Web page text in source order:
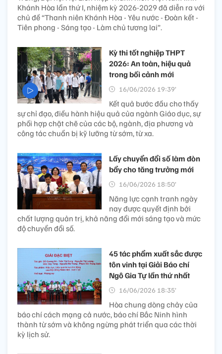
Khánh Hòa lần thứ I, nhiệm kỳ 2026-2029 đã diễn ra với
chủ đề “Thanh niên Khánh Hòa - Yêu nước - Đoàn kết -
Tiên phong - Sáng tạo - Làm chủ tương lai”.
Kỳ thi tốt nghiệp THPT
2026: An toàn, hiệu quả
trong bối cảnh mới
16/06/2026 19:39’
Kết quả bước đầu cho thấy
sự chỉ đạo, điều hành hiệu quả của ngành Giáo dục, sự
phối hợp chặt chẽ của các bộ, ngành, địa phương và
công tác chuẩn bị kỹ lưỡng từ sớm, từ xa.
Lấy chuyển đổi số làm đòn
bẩy cho tăng trưởng mới
16/06/2026 18:50’
Năng lực cạnh tranh ngày
nay được quyết định bởi
chất lượng quản trị, khả năng đổi mới sáng tạo và mức
độ chuyển đổi số.
45 tác phẩm xuất sắc được
tôn vinh tại Giải Báo chí
Ngô Gia Tự lần thứ nhất
16/06/2026 18:35’
Hòa chung dòng chảy của
báo chí cách mạng cả nước, báo chí Bắc Ninh hình
thành từ sớm và không ngừng phát triển qua các thời
kỳ lịch sử.